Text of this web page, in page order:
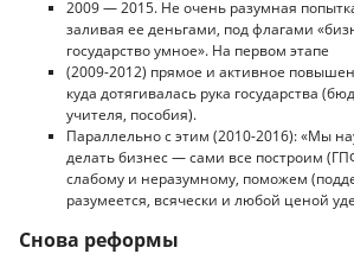
2009 — 2015. Не очень разумная
заливая ее деньгами, под флагами
государство умное». На первом этапе
(2009-2012) прямое и активное
куда дотягивалась рука государства
учителя, пособия).
Параллельно с этим (2010-2016): «Мы
делать бизнес — сами все построим
слабому и неразумному, поможем
разумеется, всячески и любой ценой
Снова реформы